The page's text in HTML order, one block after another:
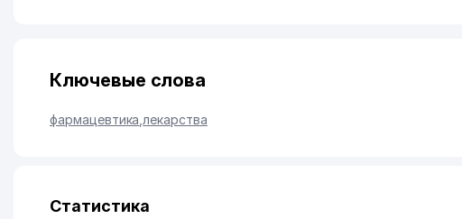
Ключевые слова
фармацевтика лекарства
Статистика